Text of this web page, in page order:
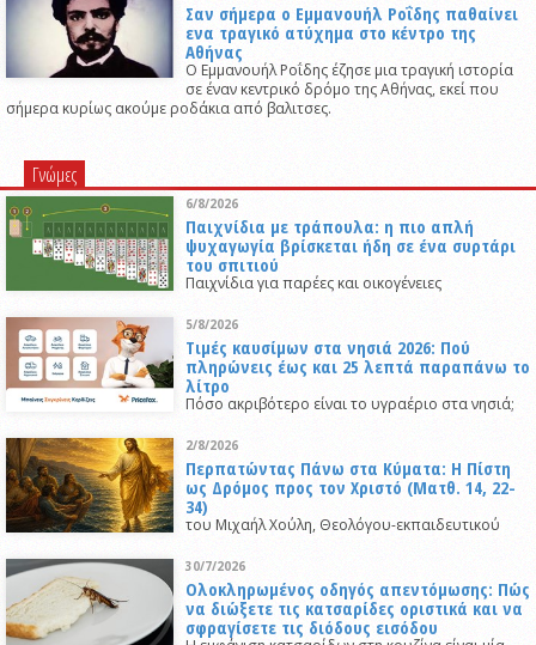
Σαν σήμερα ο Εμμανουήλ Ροΐδης παθαίνει
ενα τραγικό ατύχημα στο κέντρο της
Αθήνας
Ο Εμμανουήλ Ροΐδης έζησε μια τραγική ιστορία
σε έναν κεντρικό δρόμο της Αθήνας, εκεί που
σήμερα κυρίως ακούμε ροδάκια από βαλιτσες.
Γνώμες
6/8/2026
Παιχνίδια με τράπουλα: η πιο απλή
ψυχαγωγία βρίσκεται ήδη σε ένα συρτάρι
του σπιτιού
Παιχνίδια για παρέες και οικογένειες
5/8/2026
Τιμές καυσίμων στα νησιά 2026: Πού
πληρώνεις έως και 25 λεπτά παραπάνω το
λίτρο
Πόσο ακριβότερο είναι το υγραέριο στα νησιά;
2/8/2026
Περπατώντας Πάνω στα Κύματα: Η Πίστη
ως Δρόμος προς τον Χριστό (Ματθ. 14, 22-
34)
του Μιχαήλ Χούλη, Θεολόγου-εκπαιδευτικού
30/7/2026
Ολοκληρωμένος οδηγός απεντόμωσης: Πώς
να διώξετε τις κατσαρίδες οριστικά και να
σφραγίσετε τις διόδους εισόδου